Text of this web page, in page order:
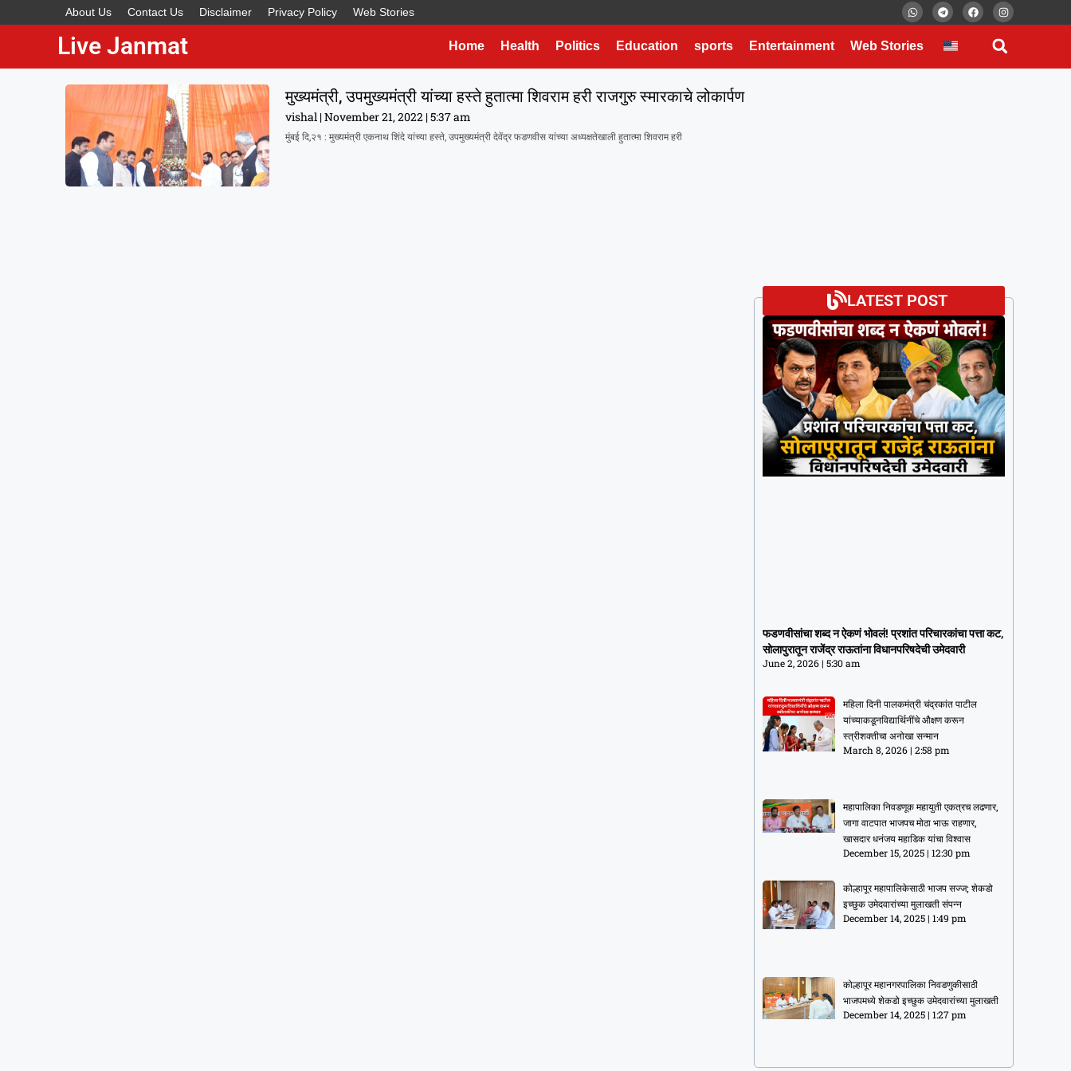
About Us Contact Us Disclaimer Privacy Policy Web Stories
Live Janmat Home Health Politics Education sports Entertainment Web Stories
मुख्यमंत्री, उपमुख्यमंत्री यांच्या हस्ते हुतात्मा शिवराम हरी राजगुरु स्मारकाचे लोकार्पण
vishal November 21, 2022 5:37 am
मुंबई दि,२१ : मुख्यमंत्री एकनाथ शिंदे यांच्या हस्ते, उपमुख्यमंत्री देवेंद्र फडणवीस यांच्या अध्यक्षतेखाली हुतात्मा शिवराम हरी
LATEST POST
फडणवीसांचा शब्द न ऐकणं भोवलं! प्रशांत परिचारकांचा पत्ता कट,
सोलापुरातून राजेंद्र राऊतांना विधानपरिषदेची उमेदवारी
June 2, 2026 5:30 am
राऊतांना विधानपरिषदेची उमेदवारी
June 2, 20265:30 am
महिला दिनी पालकमंत्री चंद्रकांत पाटील
यांच्याकडूनविद्यार्थिनींचे औक्षण करून
स्त्रीशक्तीचा अनोखा सन्मान
March 8, 2026 2:58 pm
महापालिका निवडणूक महायुती एकत्रच लढणार,
जागा वाटपात भाजपच मोठा भाऊ राहणार,
खासदार धनंजय महाडिक यांचा विश्वास
December 15, 2025 12:30 pm
कोल्हापूर महापालिकेसाठी भाजप सज्ज; शेकडो
इच्छुक उमेदवारांच्या मुलाखती संपन्न
December 14, 2025 1:49 pm
कोल्हापूर महानगरपालिका निवडणुकीसाठी
भाजपमध्ये शेकडो इच्छुक उमेदवारांच्या मुलाखती
December 14, 2025 1:27 pm